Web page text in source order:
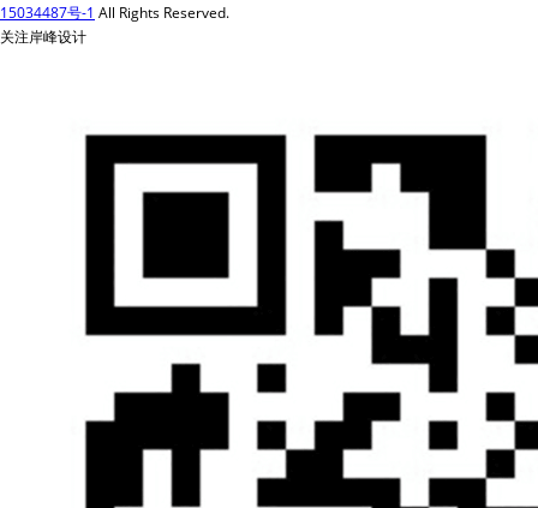
15034487号-1 All Rights Reserved.
关注岸峰设计